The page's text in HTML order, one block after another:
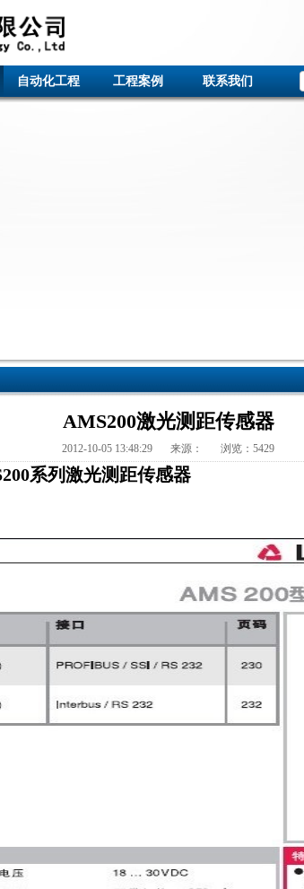
自动化工程 工程案例 联系我们
AMS200激光测距传感器
2012-10-05 13:48:29 来源： 浏览：5429
列激光测距传感器